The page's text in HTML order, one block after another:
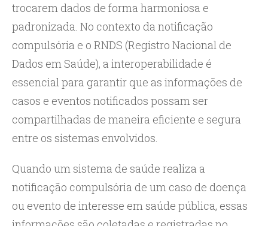
trocarem dados de forma harmoniosa e
padronizada. No contexto da notificação
compulsória e o RNDS (Registro Nacional de
Dados em Saúde), a interoperabilidade é
essencial para garantir que as informações de
casos e eventos notificados possam ser
compartilhadas de maneira eficiente e segura
entre os sistemas envolvidos.
Quando um sistema de saúde realiza a
notificação compulsória de um caso de doença
ou evento de interesse em saúde pública, essas